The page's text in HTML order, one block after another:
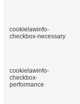
cookielawinfo-
checkbox-necessary
cookielawinfo-
checkbox-
performance